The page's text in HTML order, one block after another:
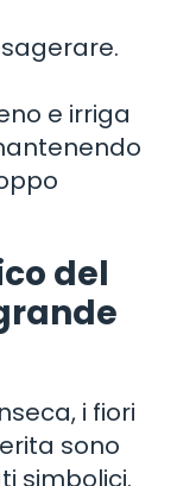
e irriga
del
i fiori
sono
simbolici.